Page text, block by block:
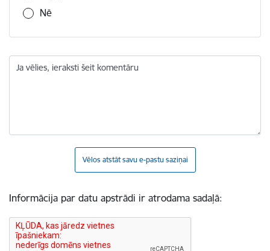
Nē
Ja vēlies, ieraksti šeit komentāru
Vēlos atstāt savu e-pastu saziņai
Informācija par datu apstrādi ir atrodama sadaļā: